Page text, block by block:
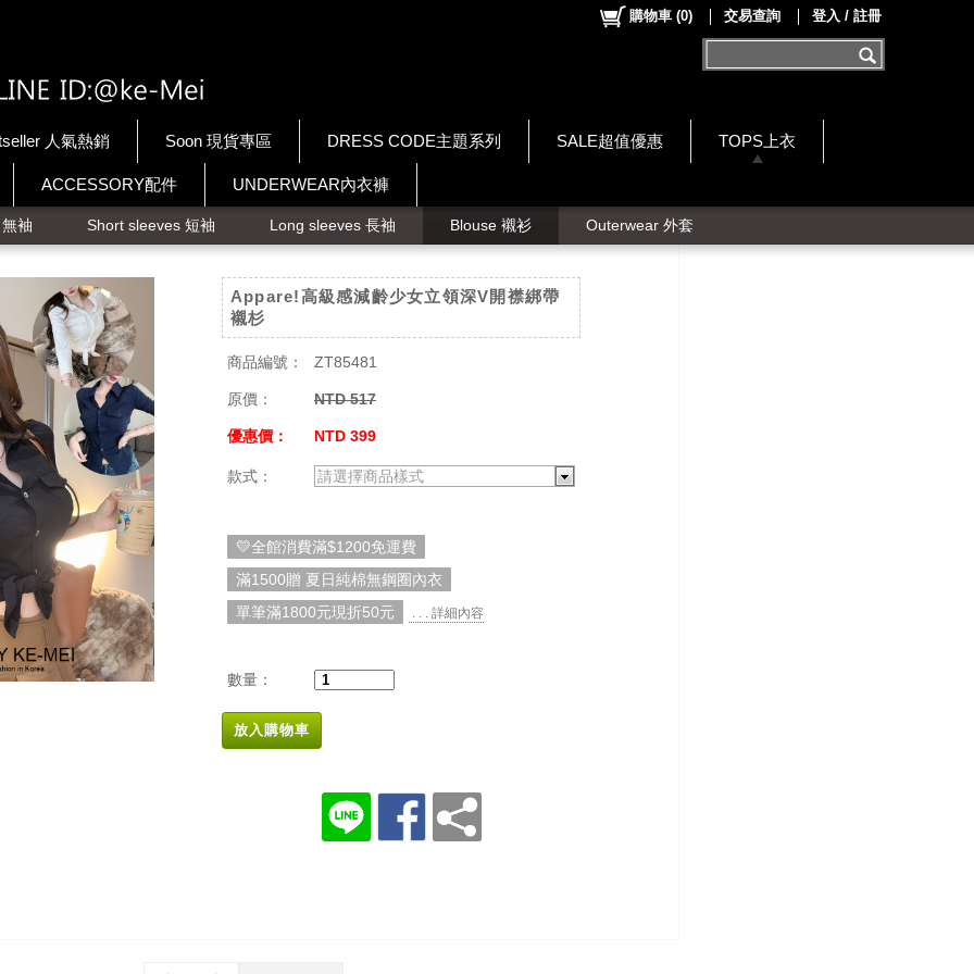
人氣熱銷 Soon 現貨專區 DRESS CODE主題系列 SALE超值優惠 TOPS上衣
ACCESSORY配件 UNDERWEAR內衣褲
購物車 (0) 交易查詢 登入 / 註冊
袖 Short sleeves 短袖 Long sleeves 長袖 Blouse 襯衫 Outerwear 外套
Appare!高級感減齡少女立領深V開襟綁帶
襯杉
商品編號： ZT85481
原價： NTD 517
優惠價： NTD 399
款式： 請選擇商品樣式
💛全館消費滿$1200免運費
滿1500贈 夏日純棉無鋼圈內衣
單筆滿1800元現折50元
. . . 詳細內容
數量：
放入購物車